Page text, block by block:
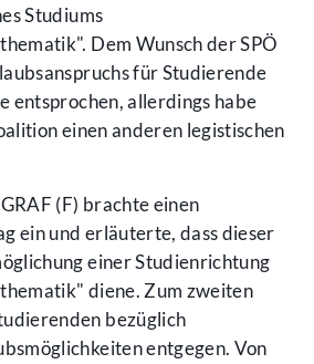
Studiums
Dem Wunsch der SPÖ
für Studierende
entsprochen, allerdings habe
einen anderen legistischen
(F) brachte einen
ein und erläuterte, dass dieser
einer Studienrichtung
diene. Zum zweiten
bezüglich
entgegen. Von